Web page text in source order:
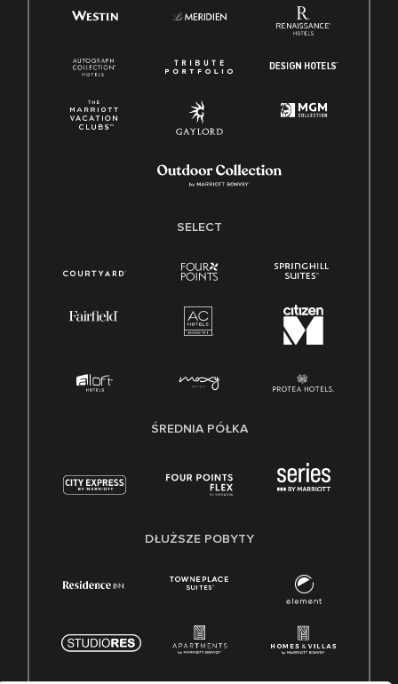
SELECT
ŚREDNIA PÓŁKA
DŁUŻSZE POBYTY